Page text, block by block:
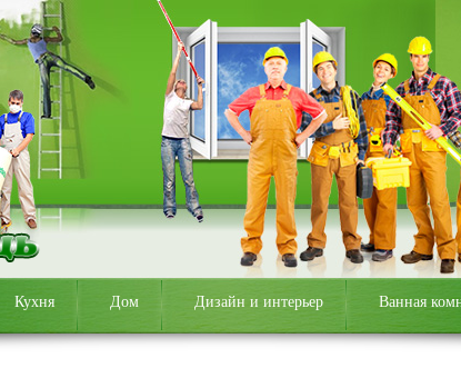
Кухня Дом Дизайн и интерьер Ванная